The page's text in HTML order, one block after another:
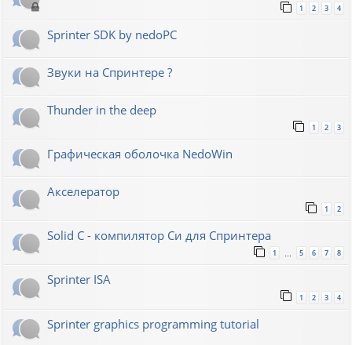
1 2 3 4
Sprinter SDK by nedoPC
Звуки на Спринтере ?
Thunder in the deep
1 2 3
Графическая оболочка NedoWin
Акселератор
1 2
Solid C - компилятор Си для Спринтера
1 … 5 6 7 8
Sprinter ISA
1 2 3 4
Sprinter graphics programming tutorial